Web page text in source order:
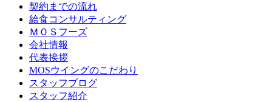
契約までの流れ
給食コンサルティング
ＭＯＳフーズ
会社情報
代表挨拶
MOSウイングのこだわり
スタッフブログ
スタッフ紹介